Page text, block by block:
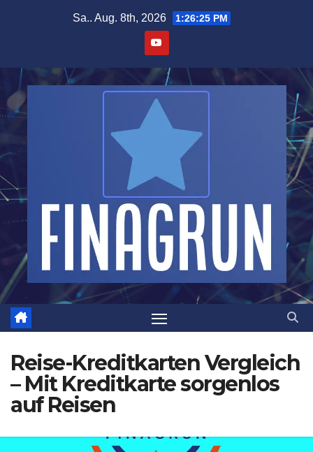
Sa.. Aug. 8th, 2026 1:26:26 PM
Reise-Kreditkarten Vergleich
– Mit Kreditkarte sorgenlos
auf Reisen